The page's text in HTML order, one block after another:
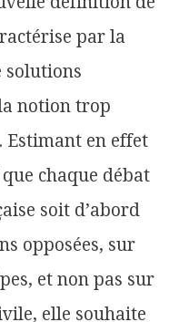
par la
solutions
notion trop
Estimant en effet
chaque débat
soit d’abord
opposées, sur
et non pas sur
elle souhaite